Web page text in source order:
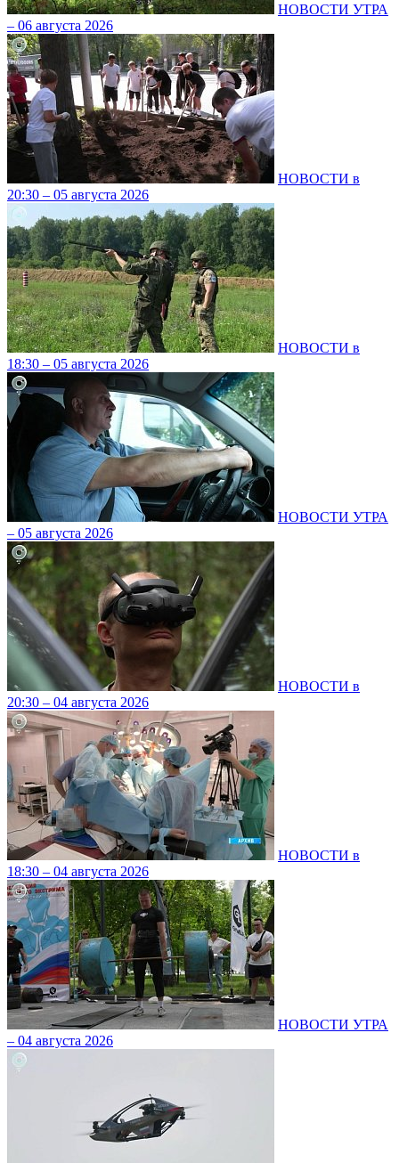
НОВОСТИ УТРА
– 06 августа 2026
НОВОСТИ в
20:30 – 05 августа 2026
НОВОСТИ в
18:30 – 05 августа 2026
НОВОСТИ УТРА
– 05 августа 2026
НОВОСТИ в
20:30 – 04 августа 2026
НОВОСТИ в
18:30 – 04 августа 2026
НОВОСТИ УТРА
– 04 августа 2026